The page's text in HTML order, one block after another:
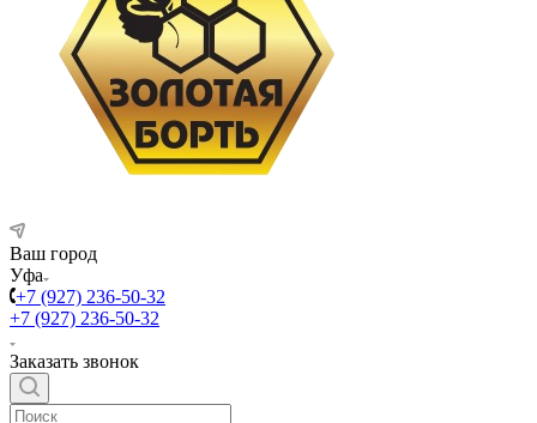
Ваш город
Уфа
+7 (927) 236-50-32
+7 (927) 236-50-32
Заказать звонок